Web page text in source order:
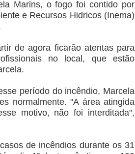
Marins, o fogo foi contido por
e Recursos Hidricos (Inema)
de agora ficarão atentas para
no local, que estão
período do incêndio, Marcela
normalmente. "A área atingida
motivo, não foi interditada",
de incêndios durante os 31